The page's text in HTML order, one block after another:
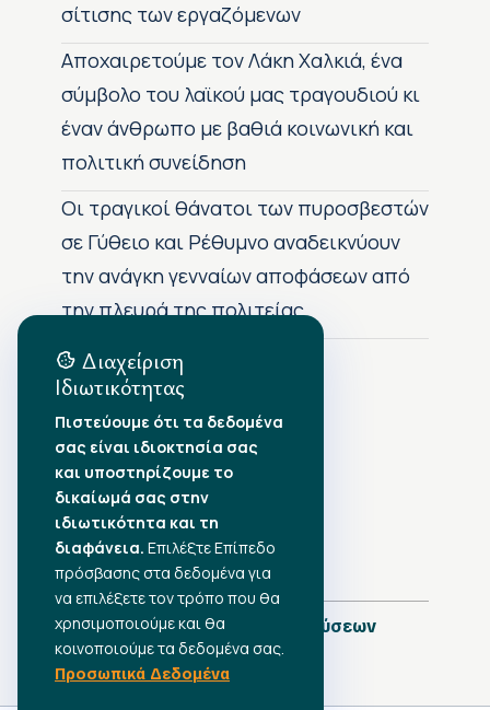
σίτισης των εργαζόμενων
Αποχαιρετούμε τον Λάκη Χαλκιά, ένα
σύμβολο του λαϊκού μας τραγουδιού κι
έναν άνθρωπο με βαθιά κοινωνική και
πολιτική συνείδηση
Οι τραγικοί θάνατοι των πυροσβεστών
σε Γύθειο και Ρέθυμνο αναδεικνύουν
την ανάγκη γενναίων αποφάσεων από
την πλευρά της πολιτείας
Αρχείο Δημοσιεύσεων
•Αύγουστος 2026
•Ιούλιος 2026
•Ιούνιος 2026
•Μάιος 2026
•Απρίλιος 2026
•Μάρτιος 2026
Πλήρες Ημερολόγιο Δημοσιεύσεων
Διαχείριση
Ιδιωτικότητας
Πιστεύουμε ότι τα δεδομένα
σας είναι ιδιοκτησία σας
και υποστηρίζουμε το
δικαίωμά σας στην
ιδιωτικότητα και τη
διαφάνεια. Επιλέξτε Επίπεδο
πρόσβασης στα δεδομένα για
να επιλέξετε τον τρόπο που θα
χρησιμοποιούμε και θα
κοινοποιούμε τα δεδομένα σας.
Προσωπικά Δεδομένα